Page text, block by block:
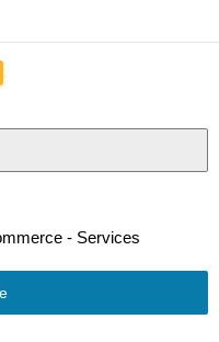
- Services